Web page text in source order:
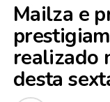
Mailza e
realizado
desta